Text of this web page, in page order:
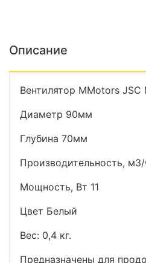
Описание
Вентилятор MMotors
Диаметр 90мм
Глубина 70мм
Производительность,
Мощность, Вт 11
Цвет Белый
Вес: 0,4 кг.
Предназначены для